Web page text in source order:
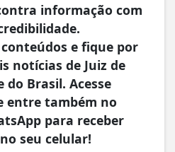
informação com
e fique por
notícias de Juiz de
do Brasil. Acesse
entre também no
para receber
seu celular!